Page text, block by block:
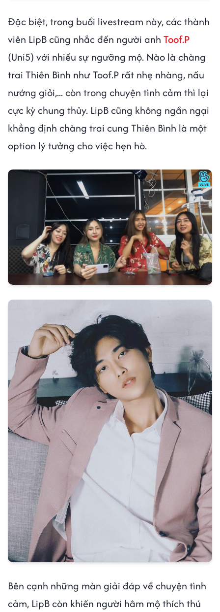
Đặc biệt, trong buổi livestream này, các thành
viên LipB cũng nhắc đến người anh Toof.P
(Uni5) với nhiều sự ngưỡng mộ. Nào là chàng
trai Thiên Bình như Toof.P rất nhẹ nhàng, nấu
nướng giỏi,... còn trong chuyện tình cảm thì lại
cực kỳ chung thủy. LipB cũng không ngần ngại
khẳng định chàng trai cung Thiên Bình là một
option lý tưởng cho việc hẹn hò.
Bên cạnh những màn giải đáp về chuyện tình
cảm, LipB còn khiến người hâm mộ thích thú